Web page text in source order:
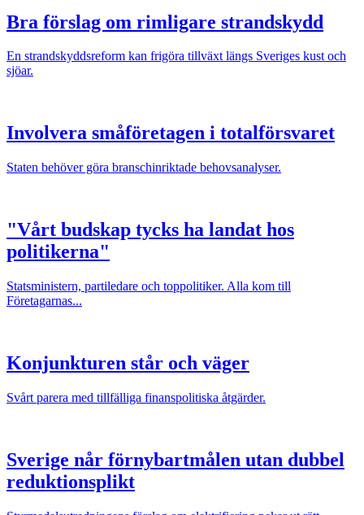
Bra förslag om rimligare strandskydd
En strandskyddsreform kan frigöra tillväxt längs Sveriges kust och
sjöar.
Involvera småföretagen i totalförsvaret
Staten behöver göra branschinriktade behovsanalyser.
"Vårt budskap tycks ha landat hos
politikerna"
Statsministern, partiledare och toppolitiker. Alla kom till
Företagarnas...
Konjunkturen står och väger
Svårt parera med tillfälliga finanspolitiska åtgärder.
Sverige når förnybartmålen utan dubbel
reduktionsplikt